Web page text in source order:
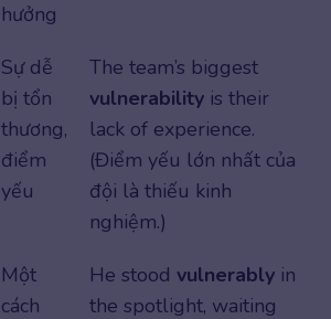
hưởng
Sự dễ
bị tổn
thương,
điểm
yếu
The team’s biggest
vulnerability is their
lack of experience.
(Điểm yếu lớn nhất của
đội là thiếu kinh
nghiệm.)
Một
cách
He stood vulnerably in
the spotlight, waiting